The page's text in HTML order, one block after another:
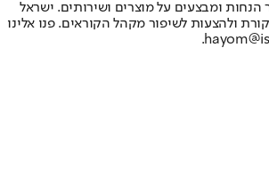
הנחות ומבצעים על מוצרים ושירותים. ישראל
ולהצעות לשיפור מקהל הקוראים. פנו אלינו